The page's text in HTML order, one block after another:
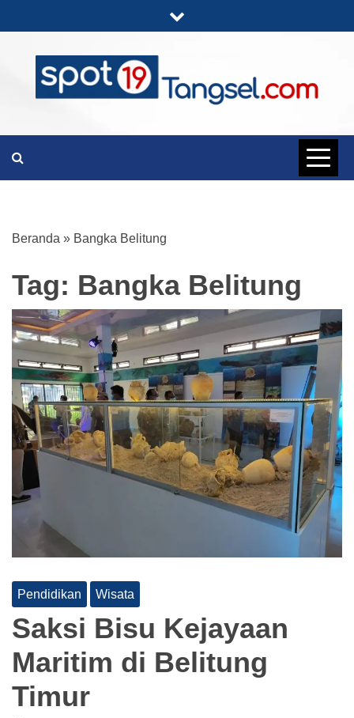
to
content
SPOT19
Beranda » Bangka Belitung
Tag: Bangka Belitung
Pendidikan Wisata
Saksi Bisu Kejayaan
Maritim di Belitung
Timur